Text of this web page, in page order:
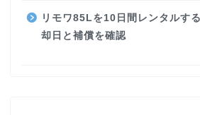
リモワ85Lを10日間レンタルす
却日と補償を確認